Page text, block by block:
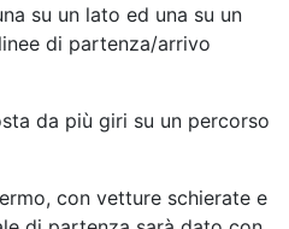
su un lato ed una su un
di partenza/arrivo
da più giri su un percorso
con vetture schierate e